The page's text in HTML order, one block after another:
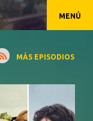
MENÚ
MÁS EPISODIOS